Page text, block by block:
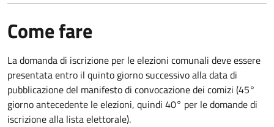
Come fare
La domanda di iscrizione per le elezioni comunali deve essere
presentata entro il quinto giorno successivo alla data di
pubblicazione del manifesto di convocazione dei comizi (45°
giorno antecedente le elezioni, quindi 40° per le domande di
iscrizione alla lista elettorale).